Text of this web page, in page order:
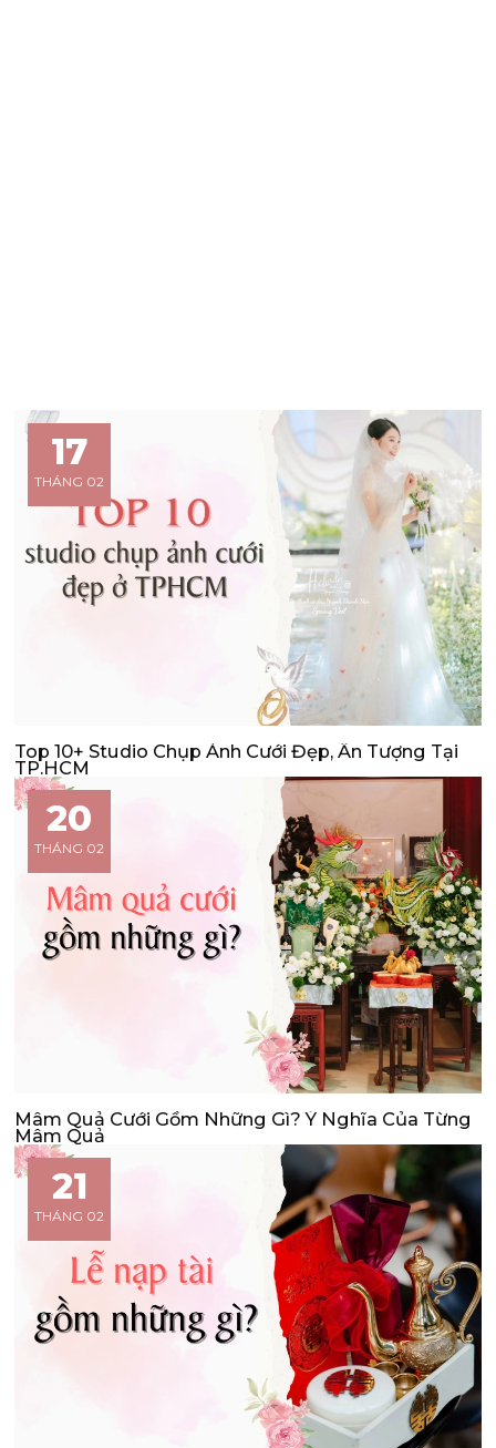
17
THÁNG 02
Top 10+ Studio Chụp Ảnh Cưới Đẹp, Ấn Tượng Tại
TP.HCM
20
THÁNG 02
Mâm Quả Cưới Gồm Những Gì? Ý Nghĩa Của Từng
Mâm Quả
21
THÁNG 02